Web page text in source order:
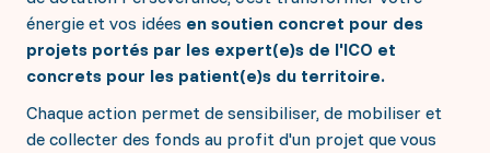
énergie et vos idées en soutien concret pour des
projets portés par les expert(e)s de l'ICO et
concrets pour les patient(e)s du territoire.
Chaque action permet de sensibiliser, de mobiliser et
de collecter des fonds au profit d'un projet que vous